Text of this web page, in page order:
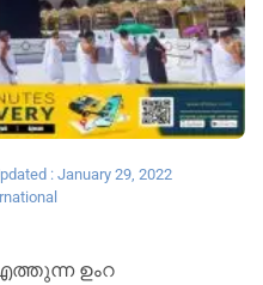
: January 29, 2022
ഉംറ